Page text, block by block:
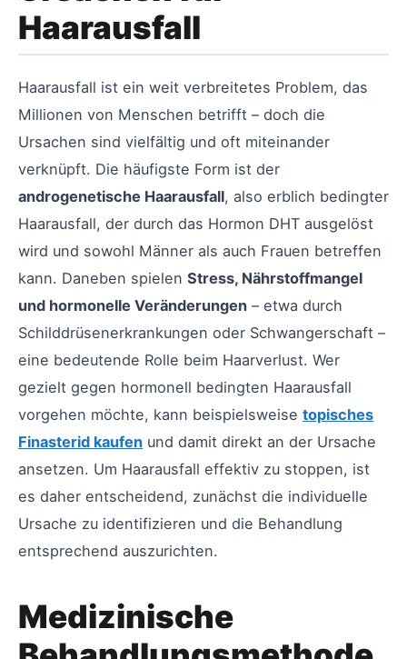
Haarausfall
Haarausfall ist ein weit verbreitetes Problem, das
Millionen von Menschen betrifft – doch die
Ursachen sind vielfältig und oft miteinander
verknüpft. Die häufigste Form ist der
androgenetische Haarausfall, also erblich bedingter
Haarausfall, der durch das Hormon DHT ausgelöst
wird und sowohl Männer als auch Frauen betreffen
kann. Daneben spielen Stress, Nährstoffmangel
und hormonelle Veränderungen – etwa durch
Schilddrüsenerkrankungen oder Schwangerschaft –
eine bedeutende Rolle beim Haarverlust. Wer
gezielt gegen hormonell bedingten Haarausfall
vorgehen möchte, kann beispielsweise topisches
Finasterid kaufen und damit direkt an der Ursache
ansetzen. Um Haarausfall effektiv zu stoppen, ist
es daher entscheidend, zunächst die individuelle
Ursache zu identifizieren und die Behandlung
entsprechend auszurichten.
Medizinische